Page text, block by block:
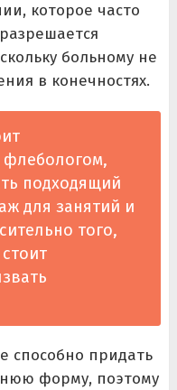
которое часто
больному не
в конечностях.
флебологом,
подходящий
для занятий и
того,
способно придать
форму, поэтому